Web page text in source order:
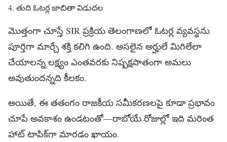
తుది ఓటర్ల జాబితా విడుదల
మొత్తంగా చూస్తే SIR ప్రక్రియ తెలంగాణలో ఓటర్ల వ్యవస్థను
పూర్తిగా మార్చే శక్తి కలిగి ఉంది. అసలైన అర్హులే మిగిలేలా
చేయాలన్న లక్ష్యం ఎంతవరకు నిష్పక్షపాతంగా అమలు
అవుతుందన్నది కీలకం.
అయితే, ఈ తతంగం రాజకీయ సమీకరణలపై కూడా ప్రభావం
చూపే అవకాశం ఉండటంతో—రాబోయే రోజుల్లో ఇది మరింత
హాట్ టాపిక్‌గా మారడం ఖాయం.